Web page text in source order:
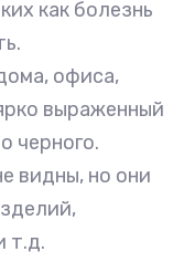
как болезнь
офиса,
выраженный
черного.
видны, но они
т.д.